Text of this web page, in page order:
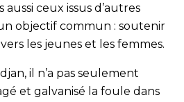
ceux issus d’autres
objectif commun : soutenir
les jeunes et les femmes.
il n’a pas seulement
et galvanisé la foule dans